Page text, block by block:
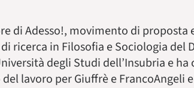
di Adesso!, movimento di
ricerca in Filosofia e Sociologia del
degli Studi dell’Insubria e
lavoro per Giuffrè e FrancoAngeli